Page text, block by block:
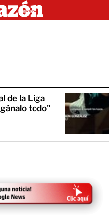
de la Liga
todo"